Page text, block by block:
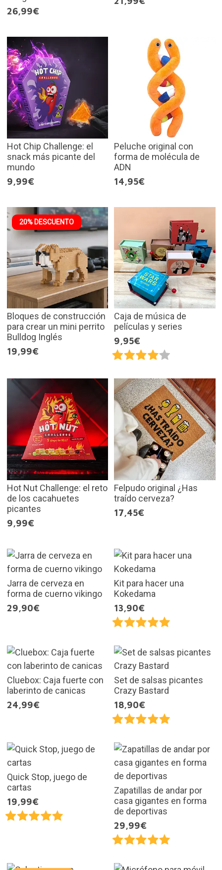
26,99€
Hot Chip Challenge: el
snack más picante del
mundo
9,99€
Peluche original con
forma de molécula de
ADN
14,95€
20% DESCUENTO
Bloques de construcción
para crear un mini perrito
Bulldog Inglés
19,99€
Caja de música de
películas y series
9,95€
Hot Nut Challenge: el reto
de los cacahuetes
picantes
9,99€
Felpudo original ¿Has
traído cerveza?
17,45€
Jarra de cerveza en
forma de cuerno vikingo
29,90€
Kit para hacer una
Kokedama
13,90€
Cluebox: Caja fuerte con
laberinto de canicas
24,99€
Set de salsas picantes
Crazy Bastard
18,90€
Quick Stop, juego de
cartas
19,99€
Zapatillas de andar por
casa gigantes en forma
de deportivas
29,99€